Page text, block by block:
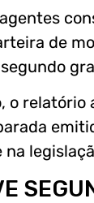
de
o relatório